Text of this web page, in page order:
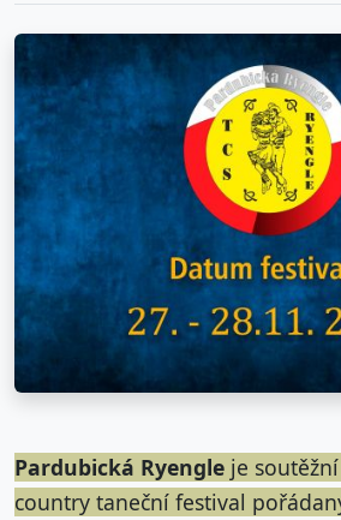
Pardubická Ryengle je
country taneční festival